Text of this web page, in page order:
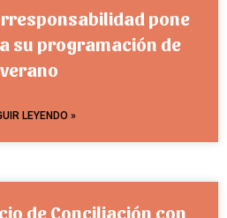
pone
su programación de
verano
LEYENDO »
de Conciliación con